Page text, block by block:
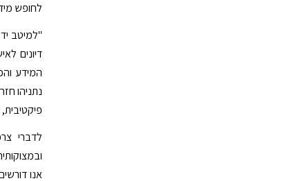
לחופש
"למיטב
דיונים
המידע
נתניהו
לדברי
אנו